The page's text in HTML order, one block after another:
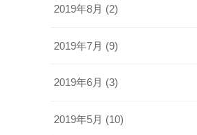
2019年8月 (2)
2019年7月 (9)
2019年6月 (3)
2019年5月 (10)